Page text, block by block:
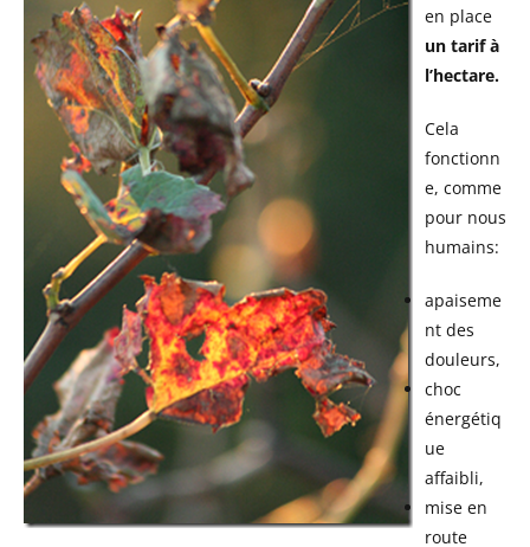
en place
un tarif à
l’hectare.
Cela
fonctionn
e, comme
pour nous
humains:
apaiseme
nt des
douleurs,
choc
énergétiq
ue
affaibli,
mise en
route